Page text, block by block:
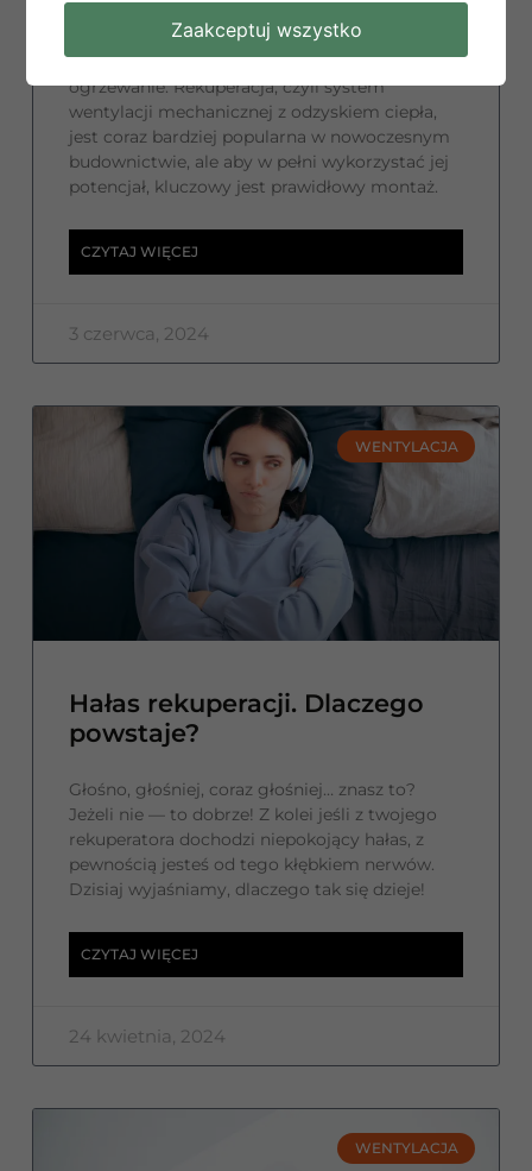
Twoim mieszkaniu, zapewniając zdrowsze
środowisko i zmniejszając rachunki za
ogrzewanie. Rekuperacja, czyli system
wentylacji mechanicznej z odzyskiem ciepła,
jest coraz bardziej popularna w nowoczesnym
budownictwie, ale aby w pełni wykorzystać jej
potencjał, kluczowy jest prawidłowy montaż.
CZYTAJ WIĘCEJ
3 czerwca, 2024
WENTYLACJA
Hałas rekuperacji. Dlaczego
powstaje?
Głośno, głośniej, coraz głośniej… znasz to?
Jeżeli nie — to dobrze! Z kolei jeśli z twojego
rekuperatora dochodzi niepokojący hałas, z
pewnością jesteś od tego kłębkiem nerwów.
Dzisiaj wyjaśniamy, dlaczego tak się dzieje!
CZYTAJ WIĘCEJ
24 kwietnia, 2024
WENTYLACJA
Zaakceptuj wszystko